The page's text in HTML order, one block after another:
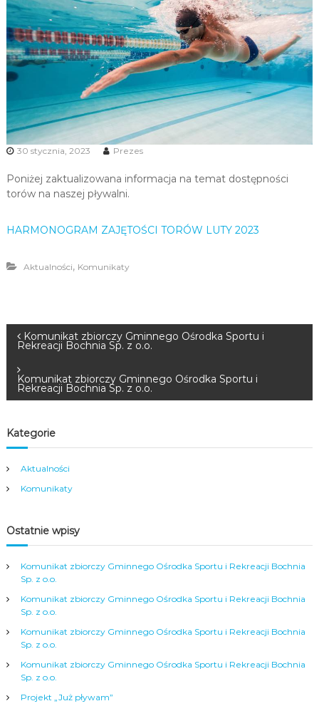
u
i
R
e
r
e
c
i
30 stycznia, 2023 Prezes
Poniżej zaktualizowana informacja na temat dostępności
torów na naszej pływalni.
HARMONOGRAM ZAJĘTOŚCI TORÓW LUTY 2023
Aktualności, Komunikaty
N
a
w
i
g
a
c
j
a
w
p
i
Komunikat zbiorczy Gminnego Ośrodka Sportu i
Rekreacji Bochnia Sp. z o.o.
Komunikat zbiorczy Gminnego Ośrodka Sportu i
Rekreacji Bochnia Sp. z o.o.
Kategorie
Aktualności
Komunikaty
Ostatnie wpisy
Komunikat zbiorczy Gminnego Ośrodka Sportu i Rekreacji Bochnia
Sp. z o.o.
Komunikat zbiorczy Gminnego Ośrodka Sportu i Rekreacji Bochnia
Sp. z o.o.
Komunikat zbiorczy Gminnego Ośrodka Sportu i Rekreacji Bochnia
Sp. z o.o.
Komunikat zbiorczy Gminnego Ośrodka Sportu i Rekreacji Bochnia
Sp. z o.o.
Projekt „Już pływam”